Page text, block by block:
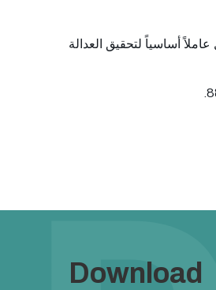
أساسياً لتحقيق العدالة
Download